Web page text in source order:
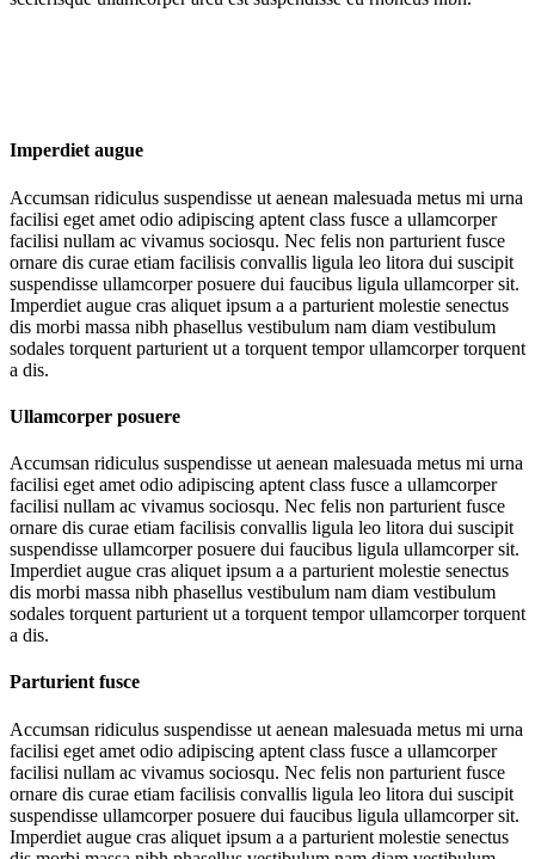
Imperdiet augue
Accumsan ridiculus suspendisse ut aenean malesuada metus mi urna
facilisi eget amet odio adipiscing aptent class fusce a ullamcorper
facilisi nullam ac vivamus sociosqu. Nec felis non parturient fusce
ornare dis curae etiam facilisis convallis ligula leo litora dui suscipit
suspendisse ullamcorper posuere dui faucibus ligula ullamcorper sit.
Imperdiet augue cras aliquet ipsum a a parturient molestie senectus
dis morbi massa nibh phasellus vestibulum nam diam vestibulum
sodales torquent parturient ut a torquent tempor ullamcorper torquent
a dis.
Ullamcorper posuere
Accumsan ridiculus suspendisse ut aenean malesuada metus mi urna
facilisi eget amet odio adipiscing aptent class fusce a ullamcorper
facilisi nullam ac vivamus sociosqu. Nec felis non parturient fusce
ornare dis curae etiam facilisis convallis ligula leo litora dui suscipit
suspendisse ullamcorper posuere dui faucibus ligula ullamcorper sit.
Imperdiet augue cras aliquet ipsum a a parturient molestie senectus
dis morbi massa nibh phasellus vestibulum nam diam vestibulum
sodales torquent parturient ut a torquent tempor ullamcorper torquent
a dis.
Parturient fusce
Accumsan ridiculus suspendisse ut aenean malesuada metus mi urna
facilisi eget amet odio adipiscing aptent class fusce a ullamcorper
facilisi nullam ac vivamus sociosqu. Nec felis non parturient fusce
ornare dis curae etiam facilisis convallis ligula leo litora dui suscipit
suspendisse ullamcorper posuere dui faucibus ligula ullamcorper sit.
Imperdiet augue cras aliquet ipsum a a parturient molestie senectus